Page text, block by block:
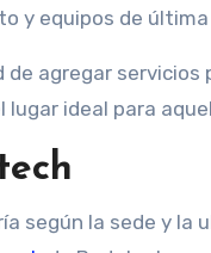
y equipos de
de agregar servicios
lugar ideal para
según la sede y la